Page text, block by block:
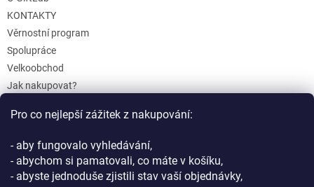
Pro co nejlepší zážitek z nakupování:
- aby fungovalo vyhledávání,
- abychom si pamatovali, co máte v košíku,
- abyste jednoduše zjistili stav vaší objednávky,
KONTAKTY
Věrnostní program
Spolupráce
Velkoobchod
Jak nakupovat?
Reklamace a Vrácení
Obchodní podmínky
Podmínky ochrany osobních údajů